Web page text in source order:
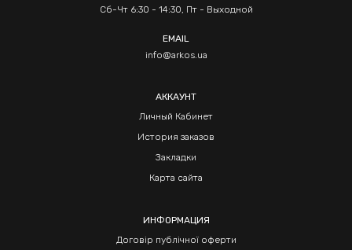
Сб-Чт 6:30 - 14:30, Пт - Выходной
EMAIL
info@arkos.ua
АККАУНТ
Личный Кабинет
История заказов
Закладки
Карта сайта
ИНФОРМАЦИЯ
Договір публічної оферти